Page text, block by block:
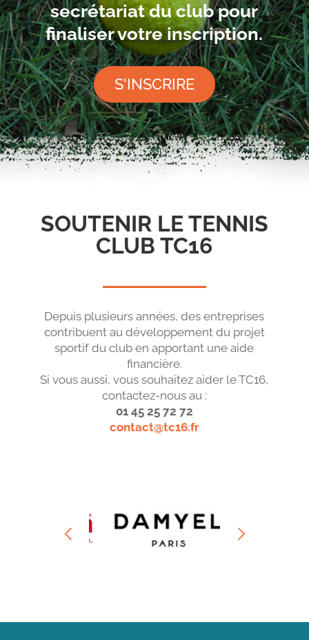
secrétariat du club pour
finaliser votre inscription.
S'INSCRIRE
SOUTENIR LE TENNIS
CLUB TC16
Depuis plusieurs années, des entreprises
contribuent au développement du projet
sportif du club en apportant une aide
financière.
Si vous aussi, vous souhaitez aider le TC16,
contactez-nous au :
01 45 25 72 72
contact@tc16.fr